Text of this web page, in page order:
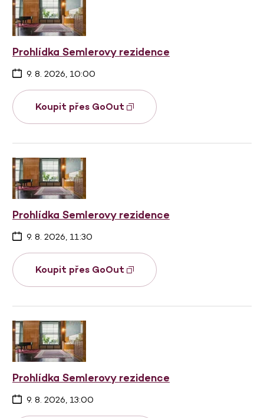
Prohlídka Semlerovy rezidence
9. 8. 2026, 10:00
Koupit přes GoOut
Prohlídka Semlerovy rezidence
9. 8. 2026, 11:30
Koupit přes GoOut
Prohlídka Semlerovy rezidence
9. 8. 2026, 13:00